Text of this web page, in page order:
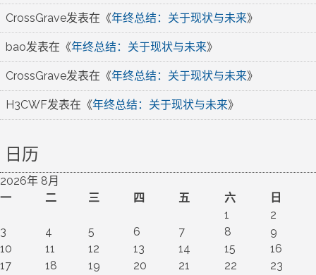
CrossGrave发表在《年终总结：关于现状与未来》
bao发表在《年终总结：关于现状与未来》
CrossGrave发表在《年终总结：关于现状与未来》
H3CWF发表在《年终总结：关于现状与未来》
日历
2026年 8月
一
二 三 四 五 六
日
1
2
3
4 5 6 7 8
9
10
11 12 13 14 15
16
17
18 19 20 21 22
23